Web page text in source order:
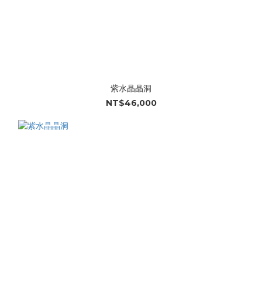
紫水晶晶洞
NT$46,000